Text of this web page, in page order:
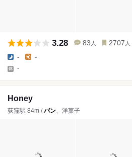
3.28 83 人 2707 人
- -
-
Honey
荻窪駅 84m /パン、洋菓子